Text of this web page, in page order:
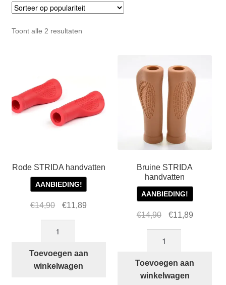
Winkelwagen
Toont alle 2 resultatenGesorteerd
Rode STRIDA handvatten
AANBIEDING!
€14,90
Oorspronkelijke
was:
€11,89
handvatten
aantal
Toevoegen aan
winkelwagen
Bruine STRIDA
handvatten
AANBIEDING!
€14,90
Oorspronkelijke
was:
€11,89Huidige
handvatten
aantal
Toevoegen aan
winkelwagen